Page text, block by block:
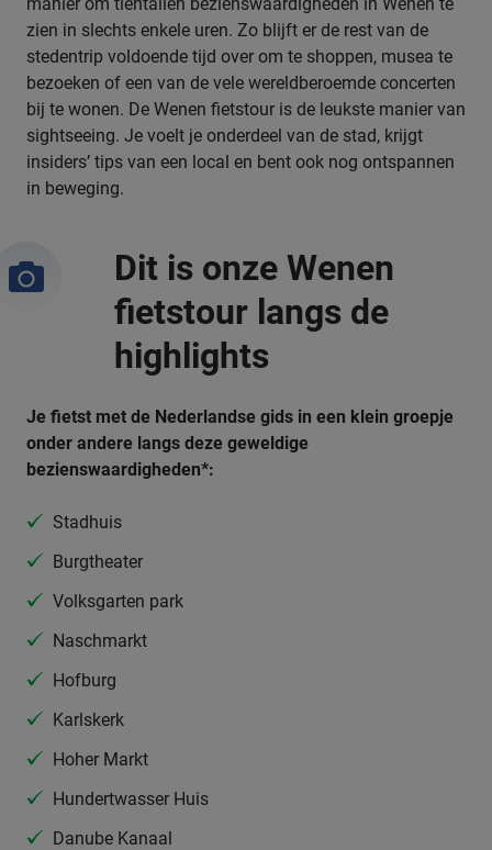
zien in slechts enkele uren. Zo blijft er de rest van de
stedentrip voldoende tijd over om te shoppen, musea te
bezoeken of een van de vele wereldberoemde concerten
bij te wonen. De Wenen fietstour is de leukste manier van
sightseeing. Je voelt je onderdeel van de stad, krijgt
insiders’ tips van een local en bent ook nog ontspannen
in beweging.
Dit is onze Wenen
fietstour langs de
highlights
Je fietst met de Nederlandse gids in een klein groepje
onder andere langs deze geweldige
bezienswaardigheden*:
Stadhuis
Burgtheater
Volksgarten park
Naschmarkt
Hofburg
Karlskerk
Hoher Markt
Hundertwasser Huis
Danube Kanaal